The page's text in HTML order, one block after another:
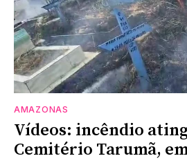
AMAZONAS
Vídeos: incêndio
Cemitério Tarumã,